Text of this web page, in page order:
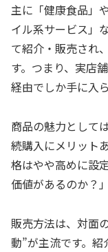
主に「健康食品」
イル系サービス」
て紹介・販売され
す。つまり、実店
経由でしか手に入
商品の魅力として
続購入にメリット
格はやや高めに設
価値があるのか？
販売方法は、対面
動”が主流です。